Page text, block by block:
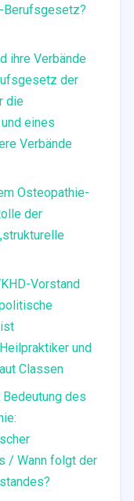
Berufsgesetz?
ihre Verbände
der
die
eines
Verbände
Osteopathie-
der
Vorstand
und
Classen
des
/ Wann folgt der